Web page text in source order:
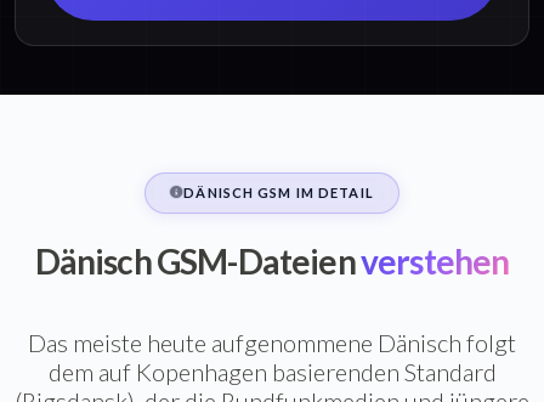
DÄNISCH GSM IM DETAIL
Dänisch GSM-Dateienverstehen
Das meiste heute aufgenommene Dänisch folgt
dem auf Kopenhagen basierenden Standard